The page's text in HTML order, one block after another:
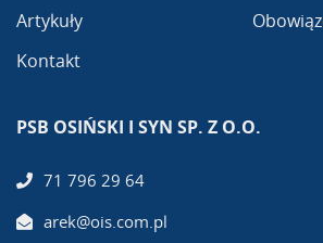
Artykuły
Kontakt
PSB OSIŃSKI I SYN SP. Z O.O.
71 796 29 64
arek@ois.com.pl